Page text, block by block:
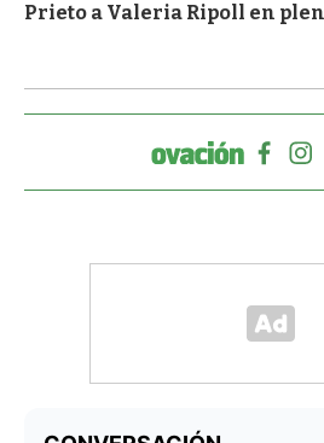
Prieto a Valeria Ripoll en